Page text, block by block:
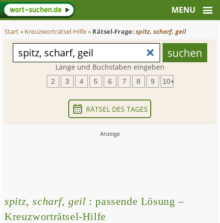
Start» Kreuzworträtsel-Hilfe» Rätsel-Frage:spitz, scharf, geil
Länge und Buchstaben eingeben
2 3 4 5 6 7 8 9 10+
RÄTSEL DES TAGES
spitz, scharf, geil : passende Lösung –
Kreuzworträtsel-Hilfe